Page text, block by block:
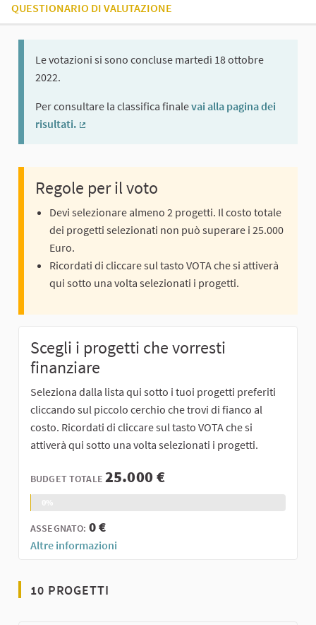
QUESTIONARIO DI VALUTAZIONE
Le votazioni si sono concluse martedì 18 ottobre
2022.
Per consultare la classifica finalevai alla pagina dei
risultati.
Regole per il voto
Devi selezionare almeno 2 progetti. Il costo totale
dei progetti selezionati non può superare i 25.000
Euro.
Ricordati di cliccare sul tasto VOTA che si attiverà
qui sotto una volta selezionati i progetti.
Scegli i progetti che vorresti
finanziare
Seleziona dalla lista qui sotto i tuoi progetti preferiti
cliccando sul piccolo cerchio che trovi di fianco al
costo. Ricordati di cliccare sul tasto VOTA che si
attiverà qui sotto una volta selezionati i progetti.
BUDGET TOTALE25.000 €
ASSEGNATO: 0 €
Altre informazioni
10 PROGETTI